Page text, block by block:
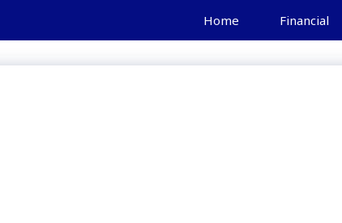
Home Financial